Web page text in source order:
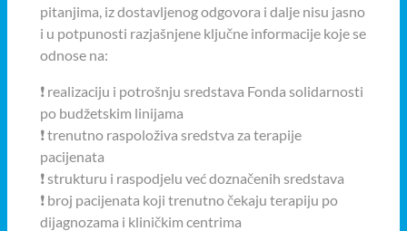
pitanjima, iz dostavljenog odgovora i dalje nisu jasno
i u potpunosti razjašnjene ključne informacije koje se
odnose na:
❗ realizaciju i potrošnju sredstava Fonda solidarnosti
po budžetskim linijama
❗ trenutno raspoloživa sredstva za terapije
pacijenata
❗ strukturu i raspodjelu već doznačenih sredstava
❗ broj pacijenata koji trenutno čekaju terapiju po
dijagnozama i kliničkim centrima